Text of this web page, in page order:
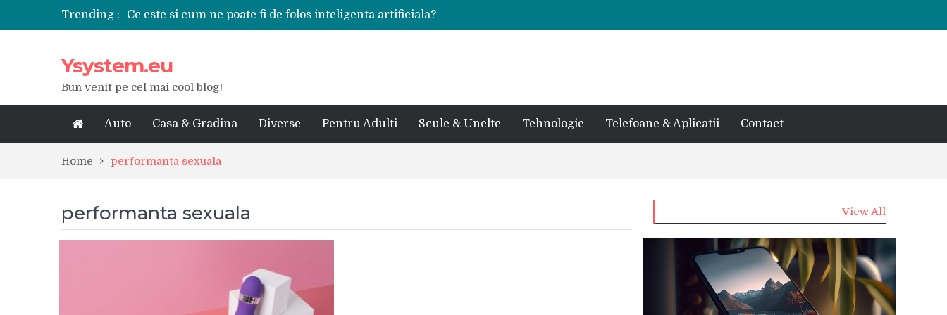
Trending :
Ce este si cum ne poate fi de folos inteligenta artificiala?
Tipuri de polizoare de care este nevoie intr-un atelier
De ce poate fi riscant consumul de bauturi alcoolice?
Ce marca auto sa aleg dintre Mercedes, Audi si BMW?
Merita sa aleg un gard din fier forjat pentru curtea casei?
Cele mai bune smartphone-uri lansate in anul 2024
Modul in care a evoluat tehnologia in ultimul secol
iPhone 16Pro Max sau Samsung Galaxy S24 Ultra?
Ysystem.eu
Bun venit pe cel mai cool blog!
Auto Casa & Gradina Diverse Pentru Adulti Scule & Unelte Tehnologie Telefoane & Aplicatii Contact
Home performanta sexuala
performanta sexuala View All